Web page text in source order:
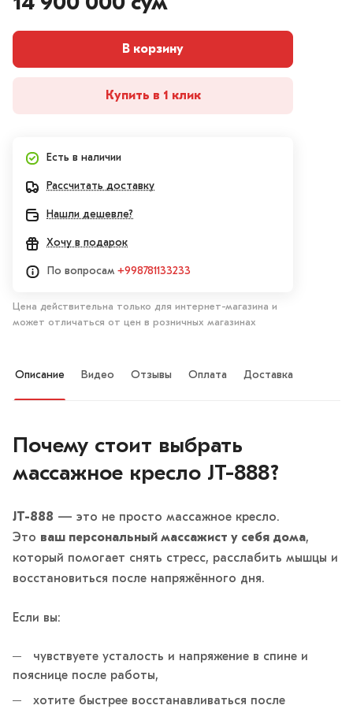
В корзину
Купить в 1 клик
Есть в наличии
Рассчитать доставку
Нашли дешевле?
Хочу в подарок
По вопросам +998781133233
Цена действительна только для интернет-магазина и
может отличаться от цен в розничных магазинах
Описание Видео Отзывы Оплата Доставка
Почему стоит выбрать
массажное кресло JT-888?
JT-888 — это не просто массажное кресло.
Это ваш персональный массажист у себя дома,
который помогает снять стресс, расслабить мышцы и
восстановиться после напряжённого дня.
Если вы:
чувствуете усталость и напряжение в спине и
пояснице после работы,
хотите быстрее восстанавливаться после